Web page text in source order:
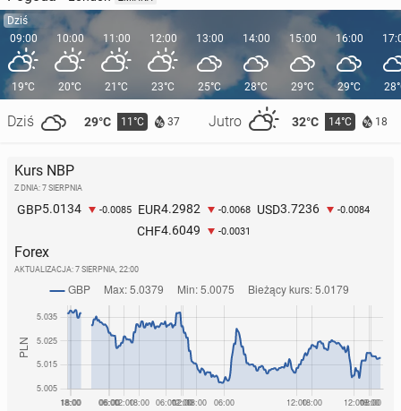
Dziś
09:00
19°C
Dziś 29°C 11°C 37 Jutro 32°C 14°C 18
10:00
20°C
11:00
21°C
12:00
23°C
13:00
25°C
14:00
28°C
15:00
29°C
16:00
29°C
Kurs NBP
Z DNIA: 7 SIERPNIA
GBP5.0134 -0.0085 EUR4.2982 -0.0068 USD3.7236 -0.0084
CHF4.6049 -0.0031
Forex
AKTUALIZACJA: 7 SIERPNIA, 22:00